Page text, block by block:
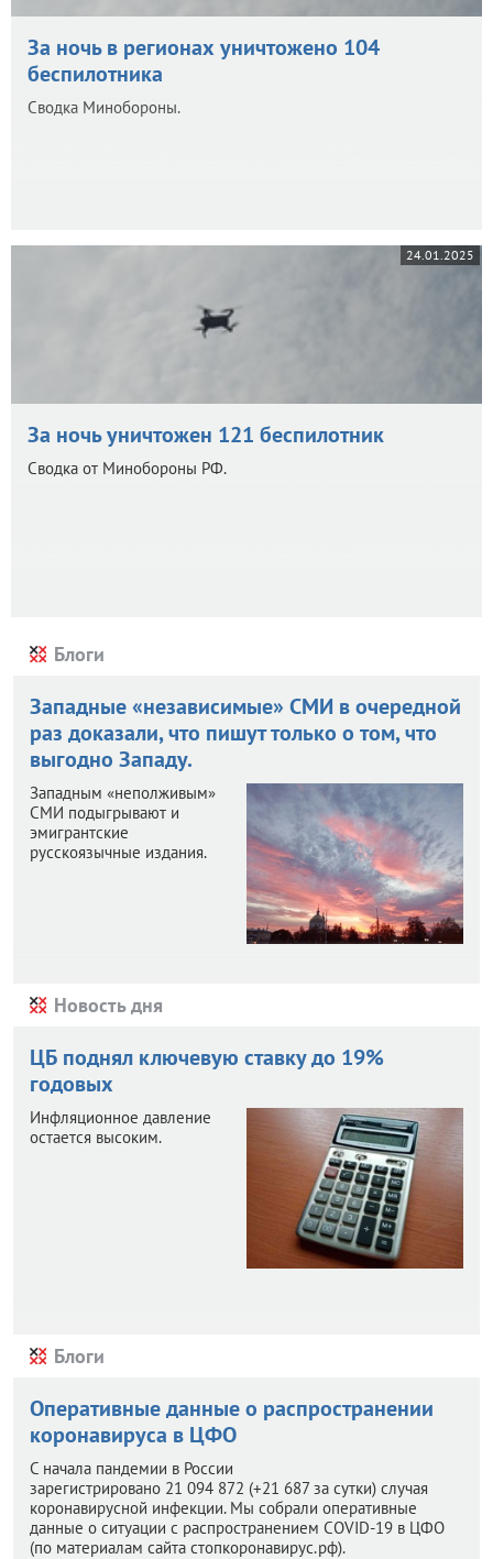
За ночь в регионах уничтожено 104
беспилотника
Сводка Минобороны.
24.01.2025
За ночь уничтожен 121 беспилотник
Сводка от Минобороны РФ.
Блоги
Западные «независимые» СМИ в очередной
раз доказали, что пишут только о том, что
выгодно Западу.
Западным «неполживым»
СМИ подыгрывают и
эмигрантские
русскоязычные издания.
Новость дня
ЦБ поднял ключевую ставку до 19%
годовых
Инфляционное давление
остается высоким.
Блоги
Оперативные данные о распространении
коронавируса в ЦФО
С начала пандемии в России
зарегистрировано 21 094 872 (+21 687 за сутки) случая
коронавирусной инфекции. Мы собрали оперативные
данные о ситуации с распространением COVID-19 в ЦФО
(по материалам сайта стопкоронавирус.рф).